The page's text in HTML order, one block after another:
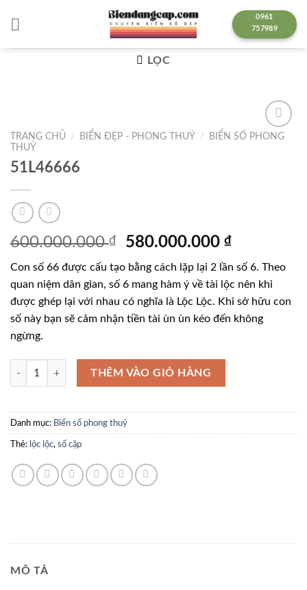
0961
757989
LỌC
Lưu
TRANG CHỦ / BIỂN ĐẸP - PHONG THUỶ /
BIỂN SỐ PHONG
THUỶ
51L46666
600.000.000₫
Giá
gốc
là:
600.000.000 ₫.
580.000.000₫Giá
hiện
tại
là:
Con số 66 được cấu tạo bằng cách lặp lại 2 lần số 6. Theo
quan niệm dân gian, số 6 mang hàm ý về tài lộc nên khi
được ghép lại với nhau có nghĩa là Lộc Lộc. Khi sở hữu con
số này bạn sẽ cảm nhận tiền tài ùn ùn kéo đến không
ngừng.
51L46666 số lượng
THÊM VÀO GIỎ HÀNG
Danh mục: Biển số phong thuỷ
Thẻ: lộc lộc, số cặp
MÔ TẢ